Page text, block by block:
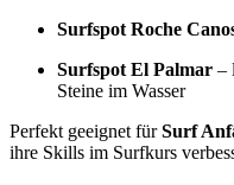
Surfspot Roche
Surfspot El Palmar –
Steine im Wasser
Perfekt geeignet fürSurf
ihre Skills im Surfkurs